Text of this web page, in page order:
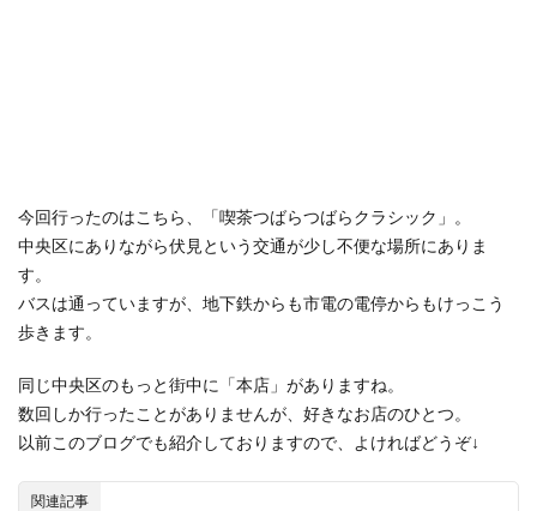
今回行ったのはこちら、「喫茶つばらつばらクラシック」。
中央区にありながら伏見という交通が少し不便な場所にありま
す。
バスは通っていますが、地下鉄からも市電の電停からもけっこう
歩きます。
同じ中央区のもっと街中に「本店」がありますね。
数回しか行ったことがありませんが、好きなお店のひとつ。
以前このブログでも紹介しておりますので、よければどうぞ↓
関連記事